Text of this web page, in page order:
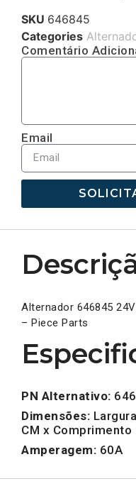
SKU 646845
Categories
Comentário
Email
Alternador 646845
– Piece Parts
PN Alternativo:
Dimensões:
CM x Comprimento
Amperagem: 60A